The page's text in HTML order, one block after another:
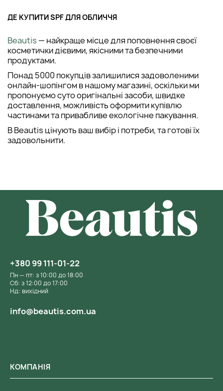
ДЕ КУПИТИ SPF ДЛЯ ОБЛИЧЧЯ
Beautis — найкраще місце для поповнення своєї
косметички дієвими, якісними та безпечними
продуктами.
Понад 5000 покупців залишилися задоволеними
онлайн-шопінгом в нашому магазині, оскільки ми
пропонуємо суто оригінальні засоби, швидке
доставлення, можливість оформити купівлю
частинами та привабливе екологічне пакування.
В Beautis цінують ваш вибір і потреби, та готові їх
задовольнити.
КОМПАНІЯ
+380 99 111-01-22
Пн — пт: з 10:00 до 18:00
Сб: з 12:00 до 17:00
Нд: вихідний
info@beautis.com.ua